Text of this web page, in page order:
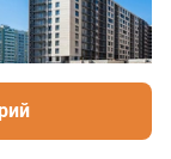
Аквилон